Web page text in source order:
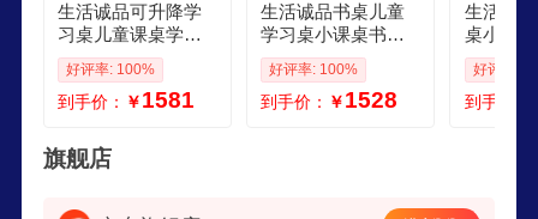
生活诚品可升降学
习桌儿童课桌学习
桌椅小学生书桌写
字桌子家用课桌椅
套装 标准款手摇升
好评率: 100%
到手价： ￥1581
生活诚品书桌儿童
学习桌小课桌书桌
学生课桌椅早教桌
家用作业桌 KTDM0
17250CM粉色不包
好评率: 100%
到手价： ￥1528
生活诚
桌小学
课桌椅
木套装 1
木手摇
好评率:
到手价：
旗舰店